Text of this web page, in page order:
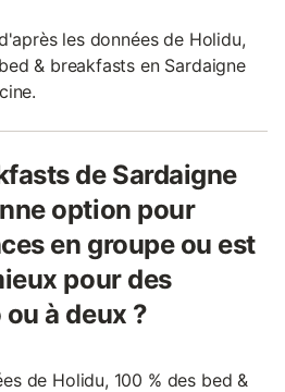
les données de Holidu,
& breakfasts en Sardaigne
de Sardaigne
option pour
en groupe ou est
pour des
à deux ?
de Holidu, 100 % des bed &